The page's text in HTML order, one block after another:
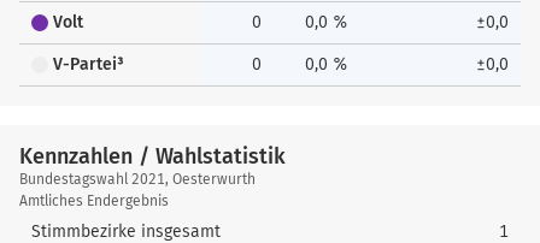
Volt 0 0,0 % ±0,0
V-Partei³ 0 0,0 % ±0,0
Kennzahlen / Wahlstatistik
Kennzahlen
/
Wahlstatistik
Bundestagswahl 2021, Oesterwurth
Amtliches Endergebnis
Stimmbezirke insgesamt 1